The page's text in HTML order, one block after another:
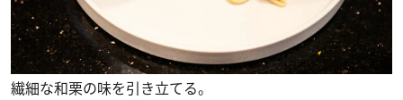
繊細な和栗の味を引き立てる。